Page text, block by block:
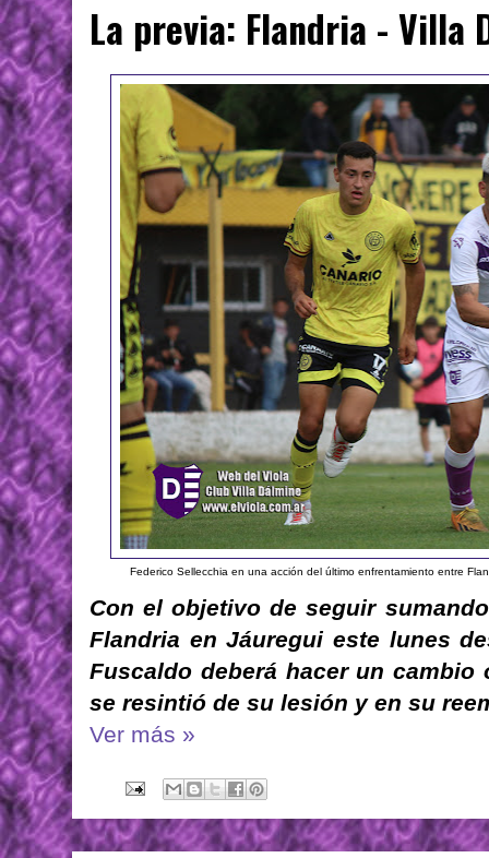
La previa: Flandria - Villa
Federico Sellecchia en una acción del último enfrentamiento entre
Con el objetivo de seguir
Flandria en Jáuregui este lunes
Fuscaldo deberá hacer un
se resintió de su lesión y en su
Ver más »